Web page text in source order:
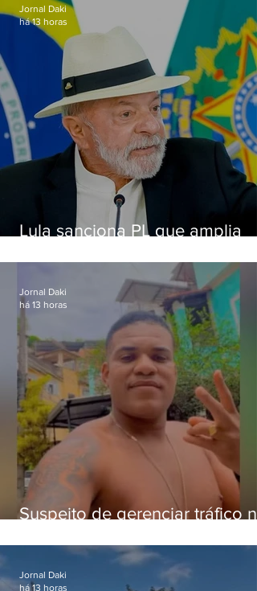
Lula sanciona PL que amplia
crianças
Jornal Daki
há 13 horas
Suspeito de gerenciar tráfico na
foragido
Jornal Daki
há 13 horas
Jornal Daki
há 13 horas